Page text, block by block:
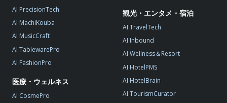
AI PrecisionTech
AI MachiKouba
AI MusicCraft
AI TablewarePro
AI FashionPro
医療・ウェルネス
AI CosmePro
観光・エンタメ・宿泊
AI TravelTech
AI Inbound
AI Wellness＆Resort
AI HotelPMS
AI HotelBrain
AI TourismCurator